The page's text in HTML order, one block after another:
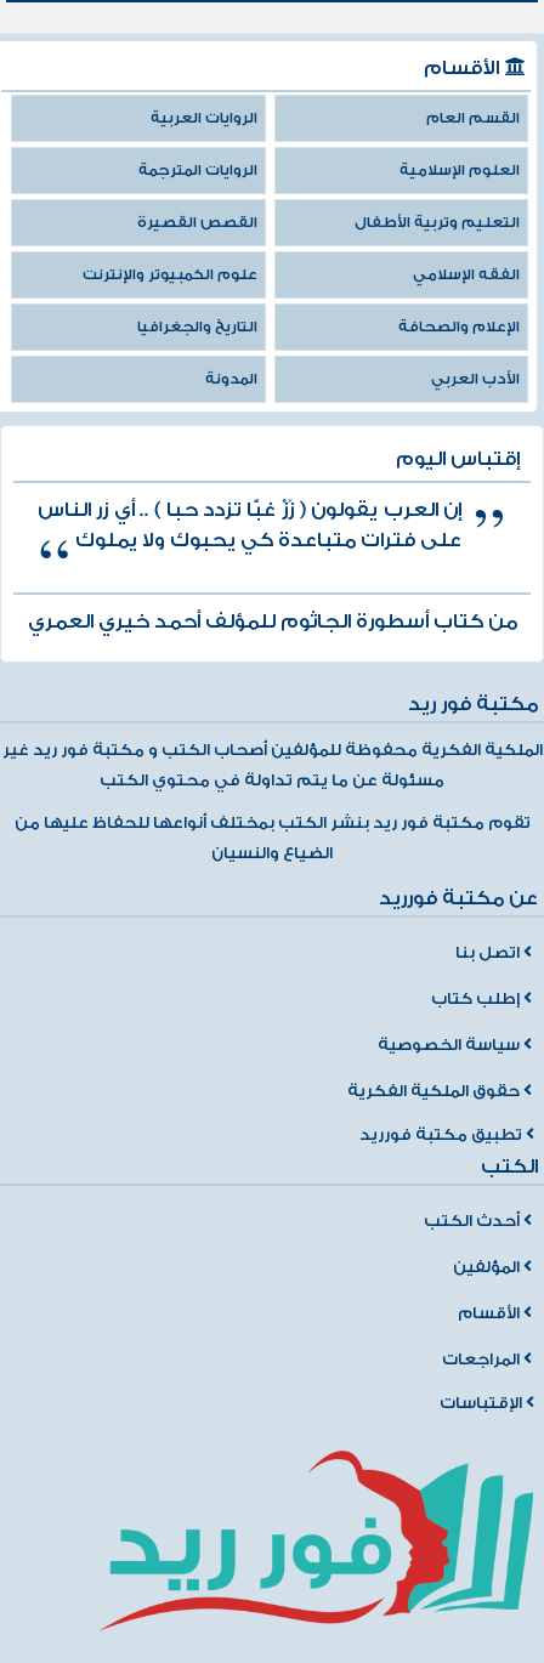
الأقسام
القسم العام الروايات العربية
العلوم الإسلامية الروايات المترجمة
التعليم وتربية الأطفال القصص القصيرة
الفقه الإسلامي علوم الكمبيوتر والإنترنت
الإعلام والصحافة التاريخ والجغرافيا
الأدب العربي المدونة
إقتباس اليوم
إن العرب يقولون ( زًزْ غبًّا تزدد حبا ) .. أي زر الناس
على فترات متباعدة كي يحبوك ولا يملوك
من كتاب أسطورة الجاثوم للمؤلف أحمد خيري العمري
مكتبة فور ريد
الملكية الفكرية محفوظة للمؤلفين أصحاب الكتب و مكتبة فور ريد غير
مسئولة عن ما يتم تداولة في محتوي الكتب
تقوم مكتبة فور ريد بنشر الكتب بمختلف أنواعها للحفاظ عليها من
الضياع والنسيان
عن مكتبة فورريد
اتصل بنا
إطلب كتاب
سياسة الخصوصية
حقوق الملكية الفكرية
تطبيق مكتبة فورريد
الكتب
أحدث الكتب
المؤلفين
الأقسام
المراجعات
الإقتباسات